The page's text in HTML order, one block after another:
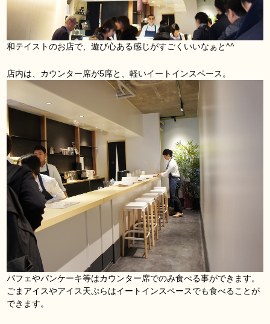
和テイストのお店で、遊び心ある感じがすごくいいなぁと^^
店内は、カウンター席が5席と、軽いイートインスペース。
パフェやパンケーキ等はカウンター席でのみ食べる事ができます。
ごまアイスやアイス天ぷらはイートインスペースでも食べることが
できます。